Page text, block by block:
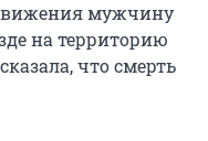
мужчину
на территорию
что смерть